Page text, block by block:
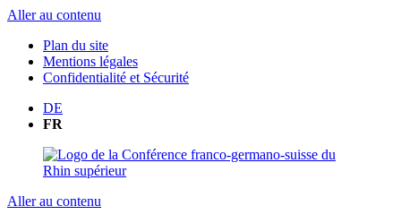
Aller au contenu
Plan du site
Mentions légales
Confidentialité et Sécurité
DE
FR
Aller au contenu